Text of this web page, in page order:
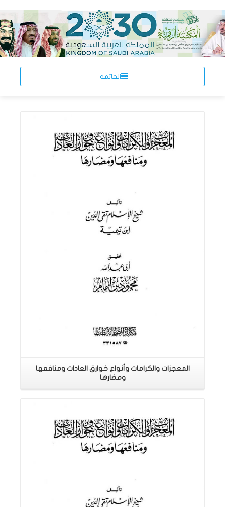
القائمة
المعجزات والكرامات وأنواع خوارق العادات ومنافعها
ومضارها